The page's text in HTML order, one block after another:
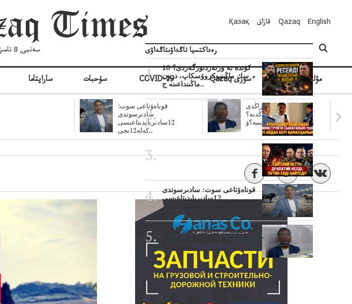
سەنبى, 8 تامىز 2026
Қазақ قازاق Qazaq English
ساراپتاما سۇحبات COVID-19 Qazaq ءسوزى مۋلتيمەديا
قوناەۆتاعى سوت:
سادىرسوتدى
12سادىربايدىتاعىسى
كەلە12نجى..
سۋبسيديالار زاڭدى
تولەنزاڭدىە؟
سوتتولەنگەناپتار ايىبە؟ۋ..
رەداكتسيا تاڭداۋىتاڭداۋى
10 كۇندە نە وزنەردىوزگەردى؟
سك ماڭىنپوكروۆسكاپ، درون
ماڭىنداعىنە ج..
قوناەۆتاعى سوت: سادىرسوتدى
12سادىربايدىتاعىسى
سۋبسيديالار زاڭدى تولەنزاڭدىە؟